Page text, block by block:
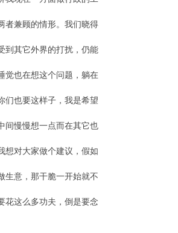
者兼顾的情形。我们晓得
到其它外界的打扰，仍能
觉也在想这个问题，躺在
们也要这样子，我是希望
间慢慢想一点而在其它也
想对大家做个建议，假如
生意，那干脆一开始就不
花这么多功夫，倒是要念